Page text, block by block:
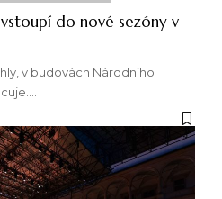
do nové sezóny v
v budovách Národního